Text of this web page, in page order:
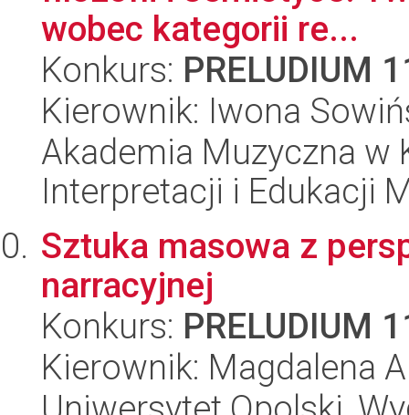
wobec kategorii re...
Konkurs: PRELUDIUM
Kierownik: Iwona
Akademia Muzyczna w
Interpretacji i Edukacji
Sztuka masowa z
narracyjnej
Konkurs: PRELUDIUM
Kierownik: Magdalena